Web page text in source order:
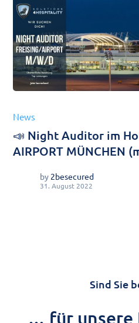
News
📣 Night Auditor im
AIRPORT MÜNCHEN
by 2besecured
31. August 2022
Sind Sie
… für unsere